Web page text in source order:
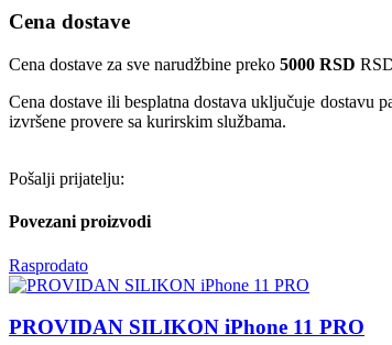
Cena dostave
Cena dostave za sve narudžbine preko 5000 RSD
Cena dostave ili besplatna dostava uključuje dostavu
izvršene provere sa kurirskim službama.
Pošalji prijatelju:
Povezani proizvodi
Rasprodato
PROVIDAN SILIKON iPhone 11 PRO